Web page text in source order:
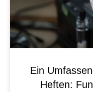
Ein
Heften: